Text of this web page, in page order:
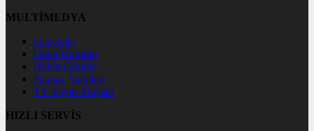
MULTİMEDYA
Gazeteler
Hava Durumu
Haber Gönder
Namaz Vakitleri
TV Yayın Akışları
HIZLI SERVİS